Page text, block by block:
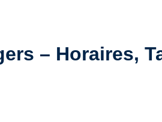
– Horaires,